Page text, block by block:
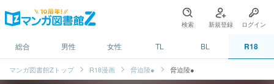
検索 新規登録 ログイン
総合 男性 女性 TL BL R18
マンガ図書館Zトップ R18漫画 脅迫陵● 脅迫陵●